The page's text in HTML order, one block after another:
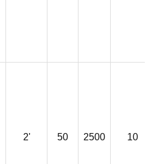
2' 50 2500 10